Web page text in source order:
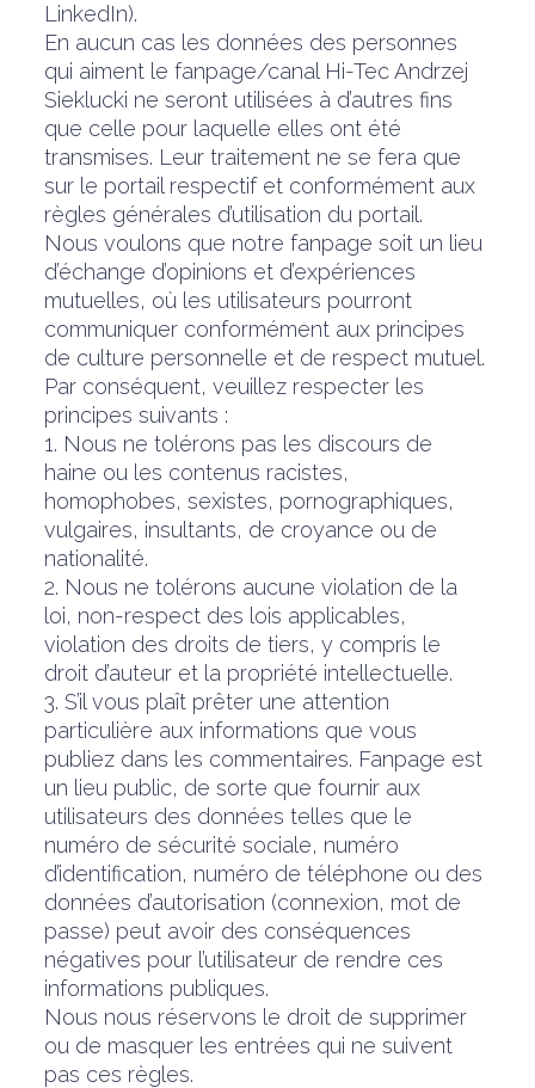
LinkedIn).
En aucun cas les données des personnes
qui aiment le fanpage/canal Hi-Tec Andrzej
Sieklucki ne seront utilisées à d’autres fins
que celle pour laquelle elles ont été
transmises. Leur traitement ne se fera que
sur le portail respectif et conformément aux
règles générales d’utilisation du portail.
Nous voulons que notre fanpage soit un lieu
d’échange d’opinions et d’expériences
mutuelles, où les utilisateurs pourront
communiquer conformément aux principes
de culture personnelle et de respect mutuel.
Par conséquent, veuillez respecter les
principes suivants :
1. Nous ne tolérons pas les discours de
haine ou les contenus racistes,
homophobes, sexistes, pornographiques,
vulgaires, insultants, de croyance ou de
nationalité.
2. Nous ne tolérons aucune violation de la
loi, non-respect des lois applicables,
violation des droits de tiers, y compris le
droit d’auteur et la propriété intellectuelle.
3. S’il vous plaît prêter une attention
particulière aux informations que vous
publiez dans les commentaires. Fanpage est
un lieu public, de sorte que fournir aux
utilisateurs des données telles que le
numéro de sécurité sociale, numéro
d’identification, numéro de téléphone ou des
données d’autorisation (connexion, mot de
passe) peut avoir des conséquences
négatives pour l’utilisateur de rendre ces
informations publiques.
Nous nous réservons le droit de supprimer
ou de masquer les entrées qui ne suivent
pas ces règles.